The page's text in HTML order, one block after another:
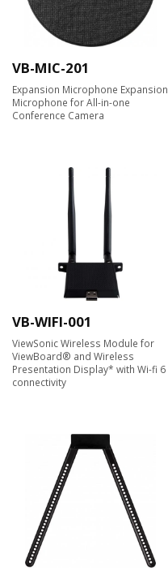
VB-MIC-201
Expansion Microphone Expansion
Microphone for All-in-one
Conference Camera
VB-WIFI-001
ViewSonic Wireless Module for
ViewBoard® and Wireless
Presentation Display* with Wi-fi 6
connectivity